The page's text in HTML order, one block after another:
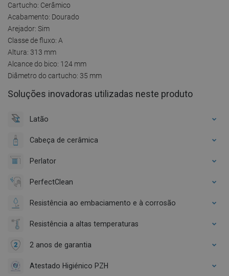
Cartucho: Cerâmico
Acabamento: Dourado
Arejador: Sim
Classe de fluxo: A
Altura: 313 mm
Alcance do bico: 124 mm
Diâmetro do cartucho: 35 mm
Soluções inovadoras utilizadas neste produto
Latão
Cabeça de cerâmica
Perlator
PerfectClean
Resistência ao embaciamento e à corrosão
Resistência a altas temperaturas
2 anos de garantia
Atestado Higiénico PZH